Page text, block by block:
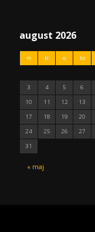
august 2026
m ti o to
« maj
3
4 5 6
10
11 12 13
17
18 19 20
24
25 26 27
31